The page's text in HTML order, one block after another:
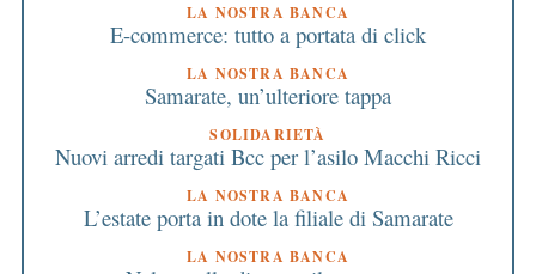
LA NOSTRA BANCA
E-commerce: tutto a portata di click
LA NOSTRA BANCA
Samarate, un’ulteriore tappa
SOLIDARIETÀ
Nuovi arredi targati Bcc per l’asilo Macchi Ricci
LA NOSTRA BANCA
L’estate porta in dote la filiale di Samarate
LA NOSTRA BANCA